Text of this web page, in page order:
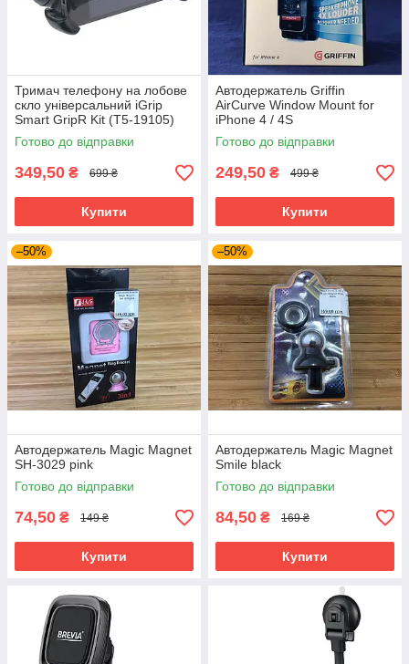
Тримач телефону на лобове
скло універсальний iGrip
Smart GripR Kit (T5-19105)
Готово до відправки
349,50 ₴ 699 ₴
Купити
Автодержатель Griffin
AirCurve Window Mount for
iPhone 4 / 4S
Готово до відправки
249,50 ₴ 499 ₴
Купити
–50%
Автодержатель Magic Magnet
SH-3029 pink
Готово до відправки
74,50 ₴ 149 ₴
Купити
–50%
Автодержатель Magic Magnet
Smile black
Готово до відправки
84,50 ₴ 169 ₴
Купити